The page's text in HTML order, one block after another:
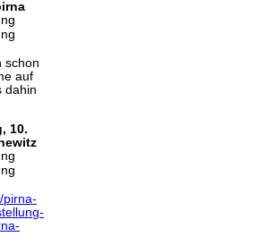
schon
auf
dahin
10.